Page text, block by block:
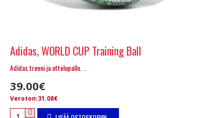
Adidas, WORLD CUP Training Ball
Adidas treeni ja ottelupallo. ..
39.00€
Veroton:31.08€